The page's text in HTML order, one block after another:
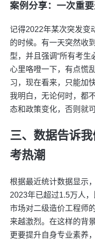
案例分享：一次重
记得2022年某次突发变
的时候。有一天突然收
型，并且强调“所有考生
心里咯噔一下，有点慌
习，现在看来，只能加
我明白，无论何时，都
态和政策变化，否则就
三、数据告诉
考热潮
根据最近统计数据显示
2023年已超过1.5万人
市场对二级造价工程师
来越激烈。在这样的背
更要提升自身专业素养